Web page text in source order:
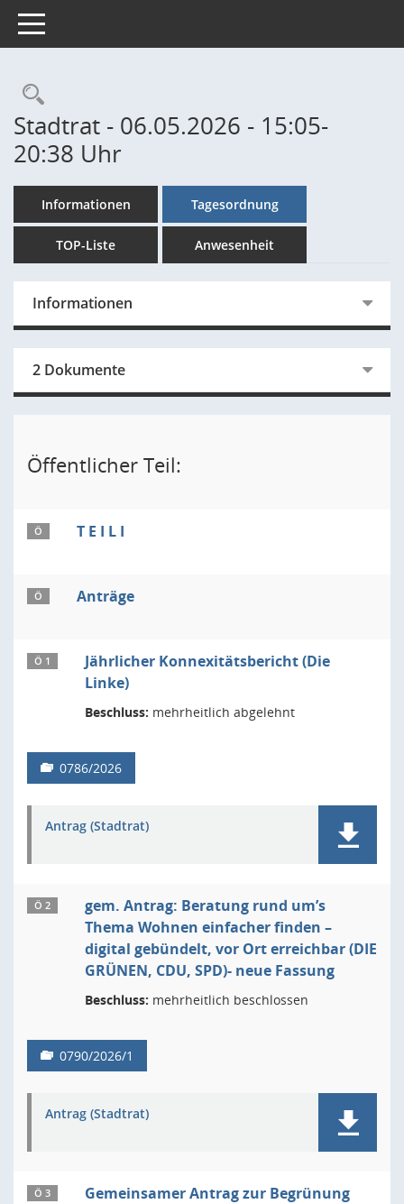
Toggle navigation
Rechercheauswahl
Stadtrat - 06.05.2026 - 15:05-
20:38 Uhr
Informationen Tagesordnung
TOP-Liste Anwesenheit
Informationen
2 Dokumente
Öffentlicher Teil:
Ö T E I L I
Ö Anträge
Ö 1
Jährlicher Konnexitätsbericht (Die
Linke)
Beschluss: mehrheitlich abgelehnt
0786/2026
Antrag (Stadtrat)
Ö 2
gem. Antrag: Beratung rund um’s
Thema Wohnen einfacher finden –
digital gebündelt, vor Ort erreichbar (DIE
GRÜNEN, CDU, SPD)- neue Fassung
Beschluss: mehrheitlich beschlossen
0790/2026/1
Antrag (Stadtrat)
Ö 3
Gemeinsamer Antrag zur Begrünung